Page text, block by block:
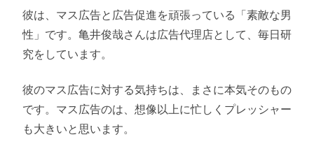
彼は、マス広告と広告促進を頑張っている「素敵な男
性」です。亀井俊哉さんは広告代理店として、毎日研
究をしています。
彼のマス広告に対する気持ちは、まさに本気そのもの
です。マス広告のは、想像以上に忙しくプレッシャー
も大きいと思います。